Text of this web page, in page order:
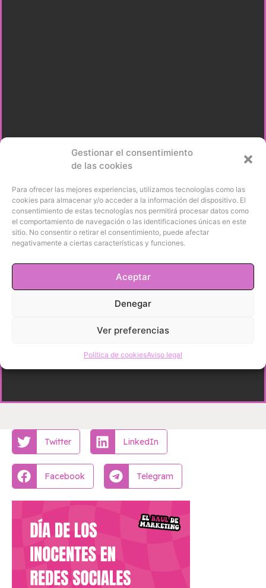
Gestionar el consentimiento
de las cookies
Para ofrecer las mejores experiencias, utilizamos tecnologías como las
cookies para almacenar y/o acceder a la información del dispositivo. El
consentimiento de estas tecnologías nos permitirá procesar datos como
el comportamiento de navegación o las identificaciones únicas en este
sitio. No consentir o retirar el consentimiento, puede afectar
negativamente a ciertas características y funciones.
Aceptar
Denegar
Ver preferencias
Política de cookiesAviso legal
Twitter LinkedIn
Facebook Telegram